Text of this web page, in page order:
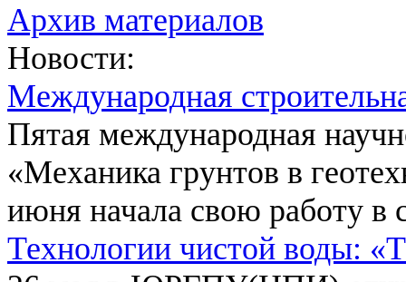
Архив материалов
Новости:
Международная
Пятая международная
«Механика грунтов в
июня начала свою работу в
Технологии чистой воды: